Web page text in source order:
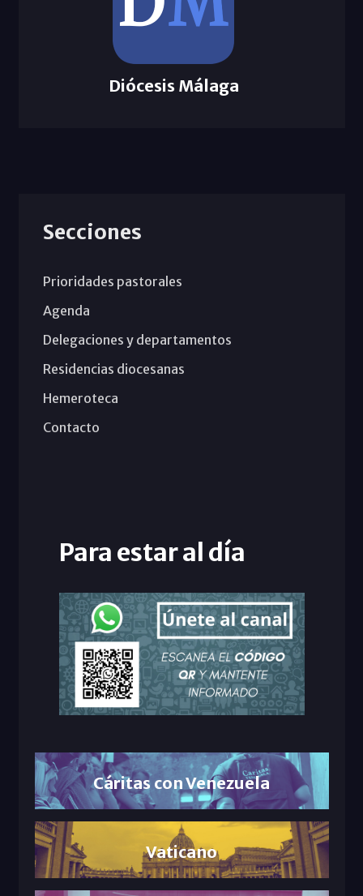
Diócesis Málaga
Secciones
Prioridades pastorales
Agenda
Delegaciones y departamentos
Residencias diocesanas
Hemeroteca
Contacto
Para estar al día
Cáritas con Venezuela
Vaticano